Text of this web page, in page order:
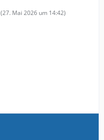
(27. Mai 2026 um 14:42)